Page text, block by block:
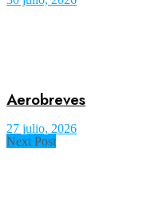
Aerobreves
27 julio, 2026
Next Post